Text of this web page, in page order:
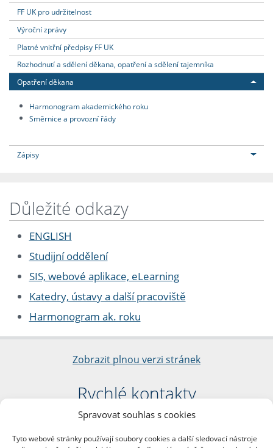
Spravovat souhlas s cookies
Tyto webové stránky používají soubory cookies a další sledovací nástroje
FF UK pro udržitelnost
Výroční zprávy
Platné vnitřní předpisy FF UK
Rozhodnutí a sdělení děkana, opatření a sdělení tajemníka
Opatření děkana
Harmonogram akademického roku
Směrnice a provozní řády
Zápisy
Důležité odkazy
ENGLISH
Studijní oddělení
SIS, webové aplikace, eLearning
Katedry, ústavy a další pracoviště
Harmonogram ak. roku
Zobrazit plnou verzi stránek
Rychlé kontakty
Filozofická fakulta
nám. Jana Palacha 1/2